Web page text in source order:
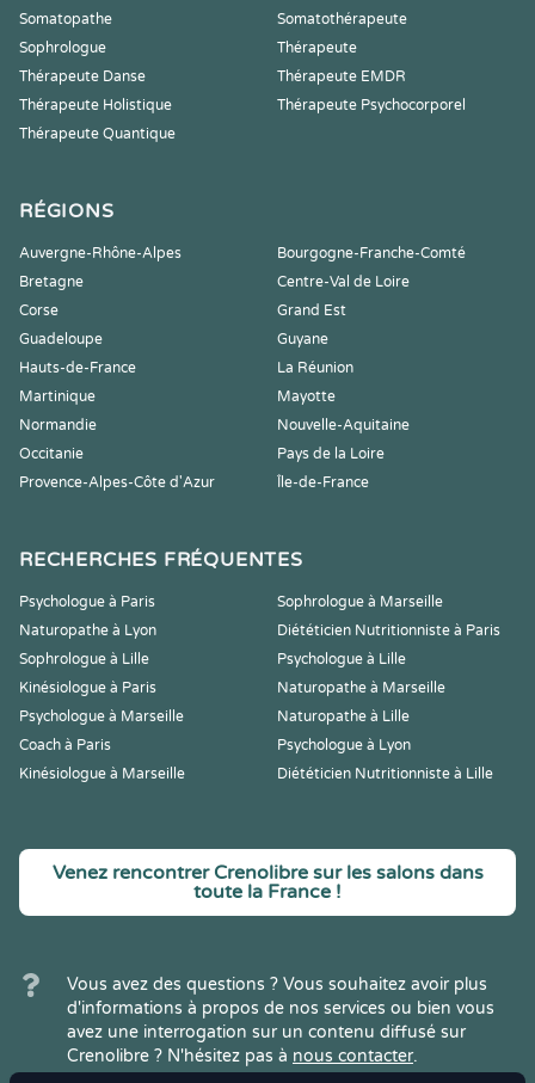
Somatopathe
Somatothérapeute
Sophrologue
Thérapeute
Thérapeute Danse
Thérapeute EMDR
Thérapeute Holistique
Thérapeute Psychocorporel
Thérapeute Quantique
RÉGIONS
Auvergne-Rhône-Alpes
Bourgogne-Franche-Comté
Bretagne
Centre-Val de Loire
Corse
Grand Est
Guadeloupe
Guyane
Hauts-de-France
La Réunion
Martinique
Mayotte
Normandie
Nouvelle-Aquitaine
Occitanie
Pays de la Loire
Provence-Alpes-Côte d'Azur
Île-de-France
RECHERCHES FRÉQUENTES
Psychologue à Paris
Sophrologue à Marseille
Naturopathe à Lyon
Diététicien Nutritionniste à Paris
Sophrologue à Lille
Psychologue à Lille
Kinésiologue à Paris
Naturopathe à Marseille
Psychologue à Marseille
Naturopathe à Lille
Coach à Paris
Psychologue à Lyon
Kinésiologue à Marseille
Diététicien Nutritionniste à Lille
Venez rencontrer Crenolibre sur les salons dans
toute la France !
Vous avez des questions ? Vous souhaitez avoir plus
d'informations à propos de nos services ou bien vous
avez une interrogation sur un contenu diffusé sur
Crenolibre ? N'hésitez pas à nous contacter.